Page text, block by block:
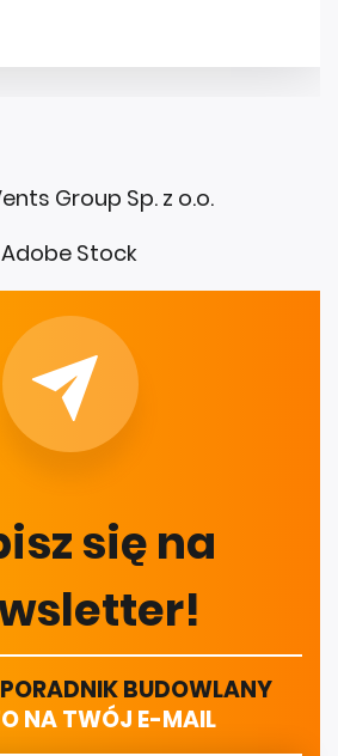
Group Sp. z o.o.
Stock
się na
BUDOWLANY
NA TWÓJ E-MAIL